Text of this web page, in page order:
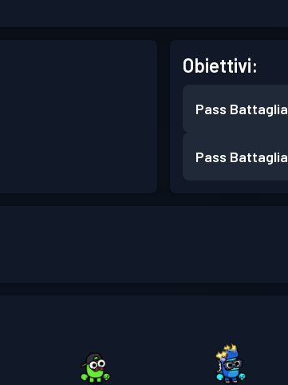
Obiettivi:
Pass Battaglia
Pass Battaglia